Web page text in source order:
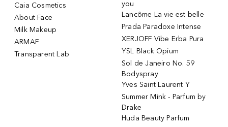
Caia Cosmetics
About Face
Milk Makeup
ARMAF
Transparent Lab
you
Lancôme La vie est belle
Prada Paradoxe Intense
XERJOFF Vibe Erba Pura
YSL Black Opium
Sol de Janeiro No. 59
Bodyspray
Yves Saint Laurent Y
Summer Mink - Parfum by
Drake
Huda Beauty Parfum